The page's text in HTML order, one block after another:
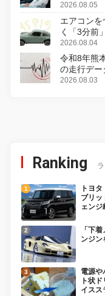
2026.08.05
エアコン
く「3分前
2026.08.04
令和8年熊
の走行デー
2026.08.03
Ranking
トヨ
ブリッ
ェンジ
「下
ンジン
電源
ト状
イスス